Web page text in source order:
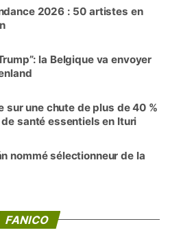
2026 : 50 artistes en
la Belgique va envoyer
sur une chute de plus de 40 %
santé essentiels en Ituri
nommé sélectionneur de la
FANICO